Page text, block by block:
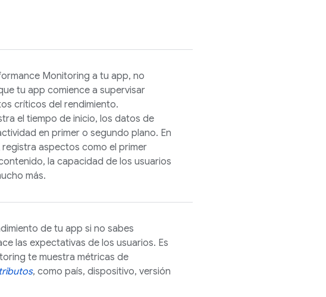
Monitoring a tu app, no
tu app comience a supervisar
críticos del rendimiento.
el tiempo de inicio, los datos de
en primer o segundo plano. En
registra aspectos como el primer
la capacidad de los usuarios
más.
de tu app si no sabes
las expectativas de los usuarios. Es
te muestra métricas de
, como país, dispositivo, versión